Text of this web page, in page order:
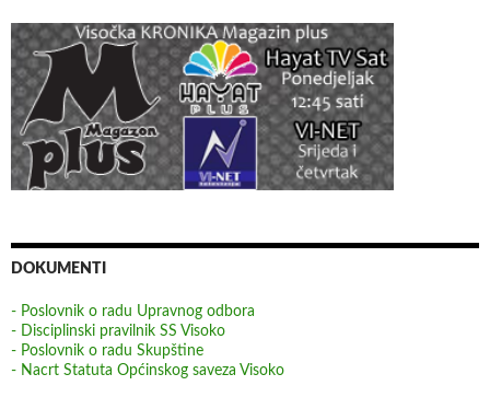
DOKUMENTI
- Poslovnik o radu Upravnog odbora
- Disciplinski pravilnik SS Visoko
- Poslovnik o radu Skupštine
- Nacrt Statuta Općinskog saveza Visoko